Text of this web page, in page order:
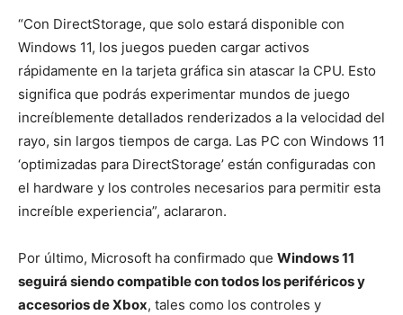
“Con DirectStorage, que solo estará disponible con
Windows 11, los juegos pueden cargar activos
rápidamente en la tarjeta gráfica sin atascar la CPU. Esto
significa que podrás experimentar mundos de juego
increíblemente detallados renderizados a la velocidad del
rayo, sin largos tiempos de carga. Las PC con Windows 11
‘optimizadas para DirectStorage’ están configuradas con
el hardware y los controles necesarios para permitir esta
increíble experiencia”, aclararon.
Por último, Microsoft ha confirmado que Windows 11
seguirá siendo compatible con todos los periféricos y
accesorios de Xbox, tales como los controles y